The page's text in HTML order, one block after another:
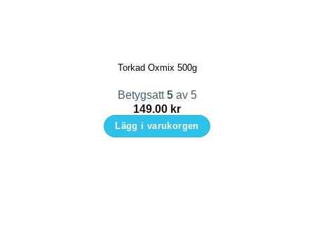
Torkad Oxmix 500g
Betygsatt5av 5
149.00 kr
Lägg i varukorgen